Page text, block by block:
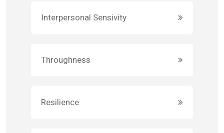
Interpersonal Sensivity
Throughness
Resilience